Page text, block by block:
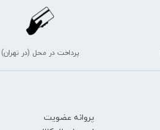
پرداخت در محل (در تهران)
پروانه عضویت